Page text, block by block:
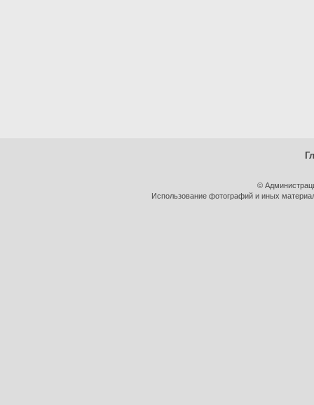
©
Использование фотографий и иных